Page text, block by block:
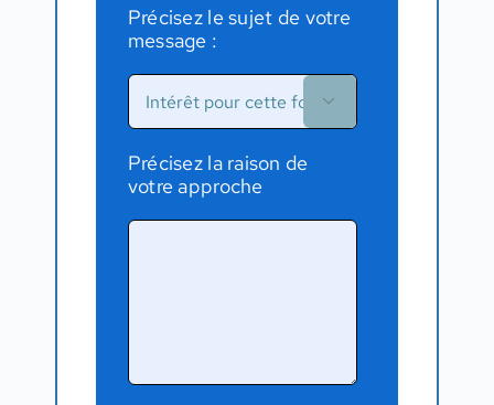
Précisez le sujet de votre
message :

Précisez la raison de
votre approche